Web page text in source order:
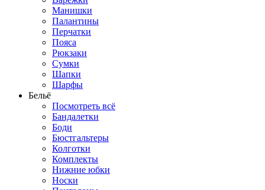
Манишки
Палантины
Перчатки
Пояса
Рюкзаки
Сумки
Шапки
Шарфы
Бельё
Посмотреть всё
Бандалетки
Боди
Бюстгальтеры
Колготки
Комплекты
Нижние юбки
Носки